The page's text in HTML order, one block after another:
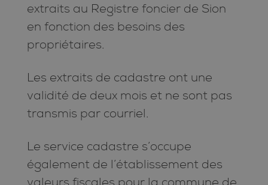
extraits au Registre foncier de Sion
en fonction des besoins des
propriétaires.
Les extraits de cadastre ont une
validité de deux mois et ne sont pas
transmis par courriel.
Le service cadastre s’occupe
également de l’établissement des